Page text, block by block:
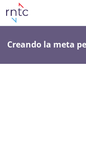
Creando la meta